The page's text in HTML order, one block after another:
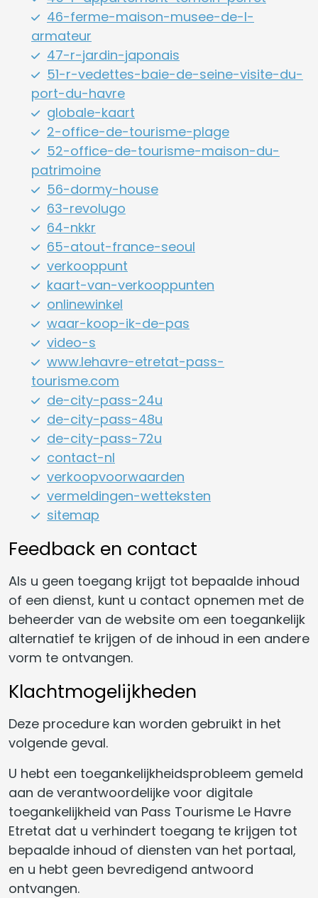
46-ferme-maison-musee-de-l-
armateur
47-r-jardin-japonais
51-r-vedettes-baie-de-seine-visite-du-
port-du-havre
globale-kaart
2-office-de-tourisme-plage
52-office-de-tourisme-maison-du-
patrimoine
56-dormy-house
63-revolugo
64-nkkr
65-atout-france-seoul
verkooppunt
kaart-van-verkooppunten
onlinewinkel
waar-koop-ik-de-pas
video-s
www.lehavre-etretat-pass-
tourisme.com
de-city-pass-24u
de-city-pass-48u
de-city-pass-72u
contact-nl
verkoopvoorwaarden
vermeldingen-wetteksten
sitemap
Feedback en contact
Als u geen toegang krijgt tot bepaalde inhoud
of een dienst, kunt u contact opnemen met de
beheerder van de website om een toegankelijk
alternatief te krijgen of de inhoud in een andere
vorm te ontvangen.
Klachtmogelijkheden
Deze procedure kan worden gebruikt in het
volgende geval.
U hebt een toegankelijkheidsprobleem gemeld
aan de verantwoordelijke voor digitale
toegankelijkheid van Pass Tourisme Le Havre
Etretat dat u verhindert toegang te krijgen tot
bepaalde inhoud of diensten van het portaal,
en u hebt geen bevredigend antwoord
ontvangen.